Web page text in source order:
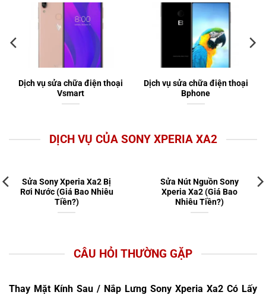
Dịch vụ sửa chữa điện thoại
Vsmart
Dịch vụ sửa chữa điện thoại
Bphone
DỊCH VỤ CỦA SONY XPERIA XA2
Sửa Sony Xperia Xa2 Bị
Rơi Nước (Giá Bao Nhiêu
Tiền?)
Sửa Nút Nguồn Sony
Xperia Xa2 (Giá Bao
Nhiêu Tiền?)
CÂU HỎI THƯỜNG GẶP
Thay Mặt Kính Sau / Nắp Lưng Sony Xperia Xa2 Có Lấy